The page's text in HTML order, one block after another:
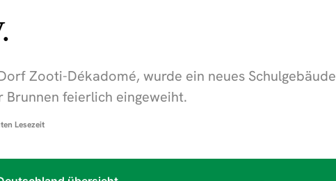
Zooti-Dékadomé, wurde ein neues Schulgebäude
feierlich eingeweiht.
Lesezeit